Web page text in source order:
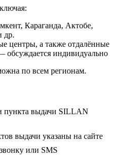
Караганда, Актобе,
др.
центры, а также отдалённые
обсуждается индивидуально
по всем регионам.
пункта выдачи SILLAN
выдачи указаны на сайте
или SMS